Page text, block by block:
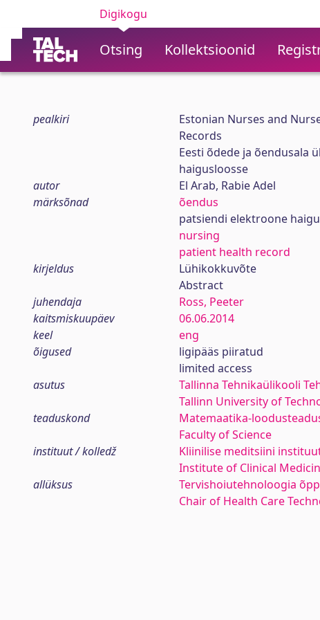
Digikogu
Otsing Kollektsioonid
pealkiri
Estonian Nurses and
Records
Eesti õdede ja õendusala
haigusloosse
autor
El Arab, Rabie Adel
märksõnad
õendus
patsiendi elektroone
nursing
patient health record
kirjeldus
Lühikokkuvõte
Abstract
juhendaja
Ross, Peeter
kaitsmiskuupäev
06.06.2014
keel
eng
õigused
ligipääs piiratud
limited access
asutus
Tallinna Tehnikaülikooli
Tallinn University of
teaduskond
Matemaatika-
Faculty of Science
instituut / kolledž
Kliinilise meditsiini
Institute of Clinical
allüksus
Tervishoiutehnoloogia
Chair of Health Care